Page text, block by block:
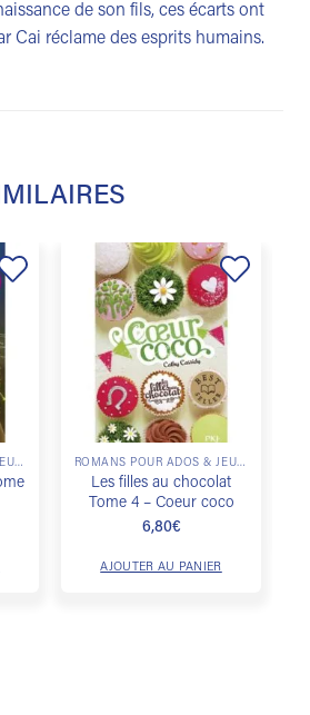
de son fils, ces écarts ont
Cai réclame des esprits humains.
de
ROMANS POUR ADOS & JEUNES ADULTES
Ajouter
à la
liste de
souhaits
ROMANS POUR ADOS & JEUNES ADULTES
Les filles au chocolat
Tome 4 – Coeur coco
6,80€
AJOUTER AU PANIER